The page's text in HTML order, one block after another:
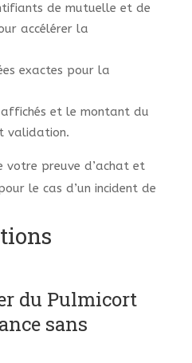
de mutuelle et de
accélérer la
exactes pour la
et le montant du
validation.
votre preuve d’achat et
le cas d’un incident de
du Pulmicort
sans